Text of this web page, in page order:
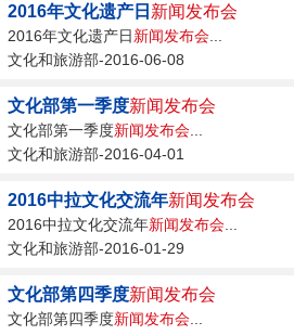
2016年文化遗产日 新闻发布会
2016年文化遗产日新闻发布会
文化和旅游部-2016-06-08
文化部第一季度新闻发布会
文化部第一季度新闻发布会
文化和旅游部-2016-04-01
2016中拉文化交流年新闻发布会
2016中拉文化交流年新闻发布会
文化和旅游部-2016-01-29
文化部第四季度新闻发布会
文化部第四季度新闻发布会